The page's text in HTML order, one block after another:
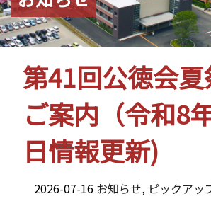
第41回公徳会
ご案内（令和8
日情報更新)
2026-07-16 お知らせ, ピックアッ